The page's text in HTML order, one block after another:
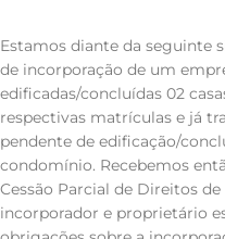
Estamos diante da seguinte
de incorporação de um
edificadas/concluídas 02
respectivas matrículas e já
pendente de edificação/
condomínio. Recebemos
Cessão Parcial de Direitos
incorporador e proprietário